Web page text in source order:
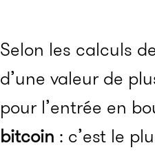
Selon les calculs
d’une valeur de
pour l’entrée en
bitcoin : c’est le